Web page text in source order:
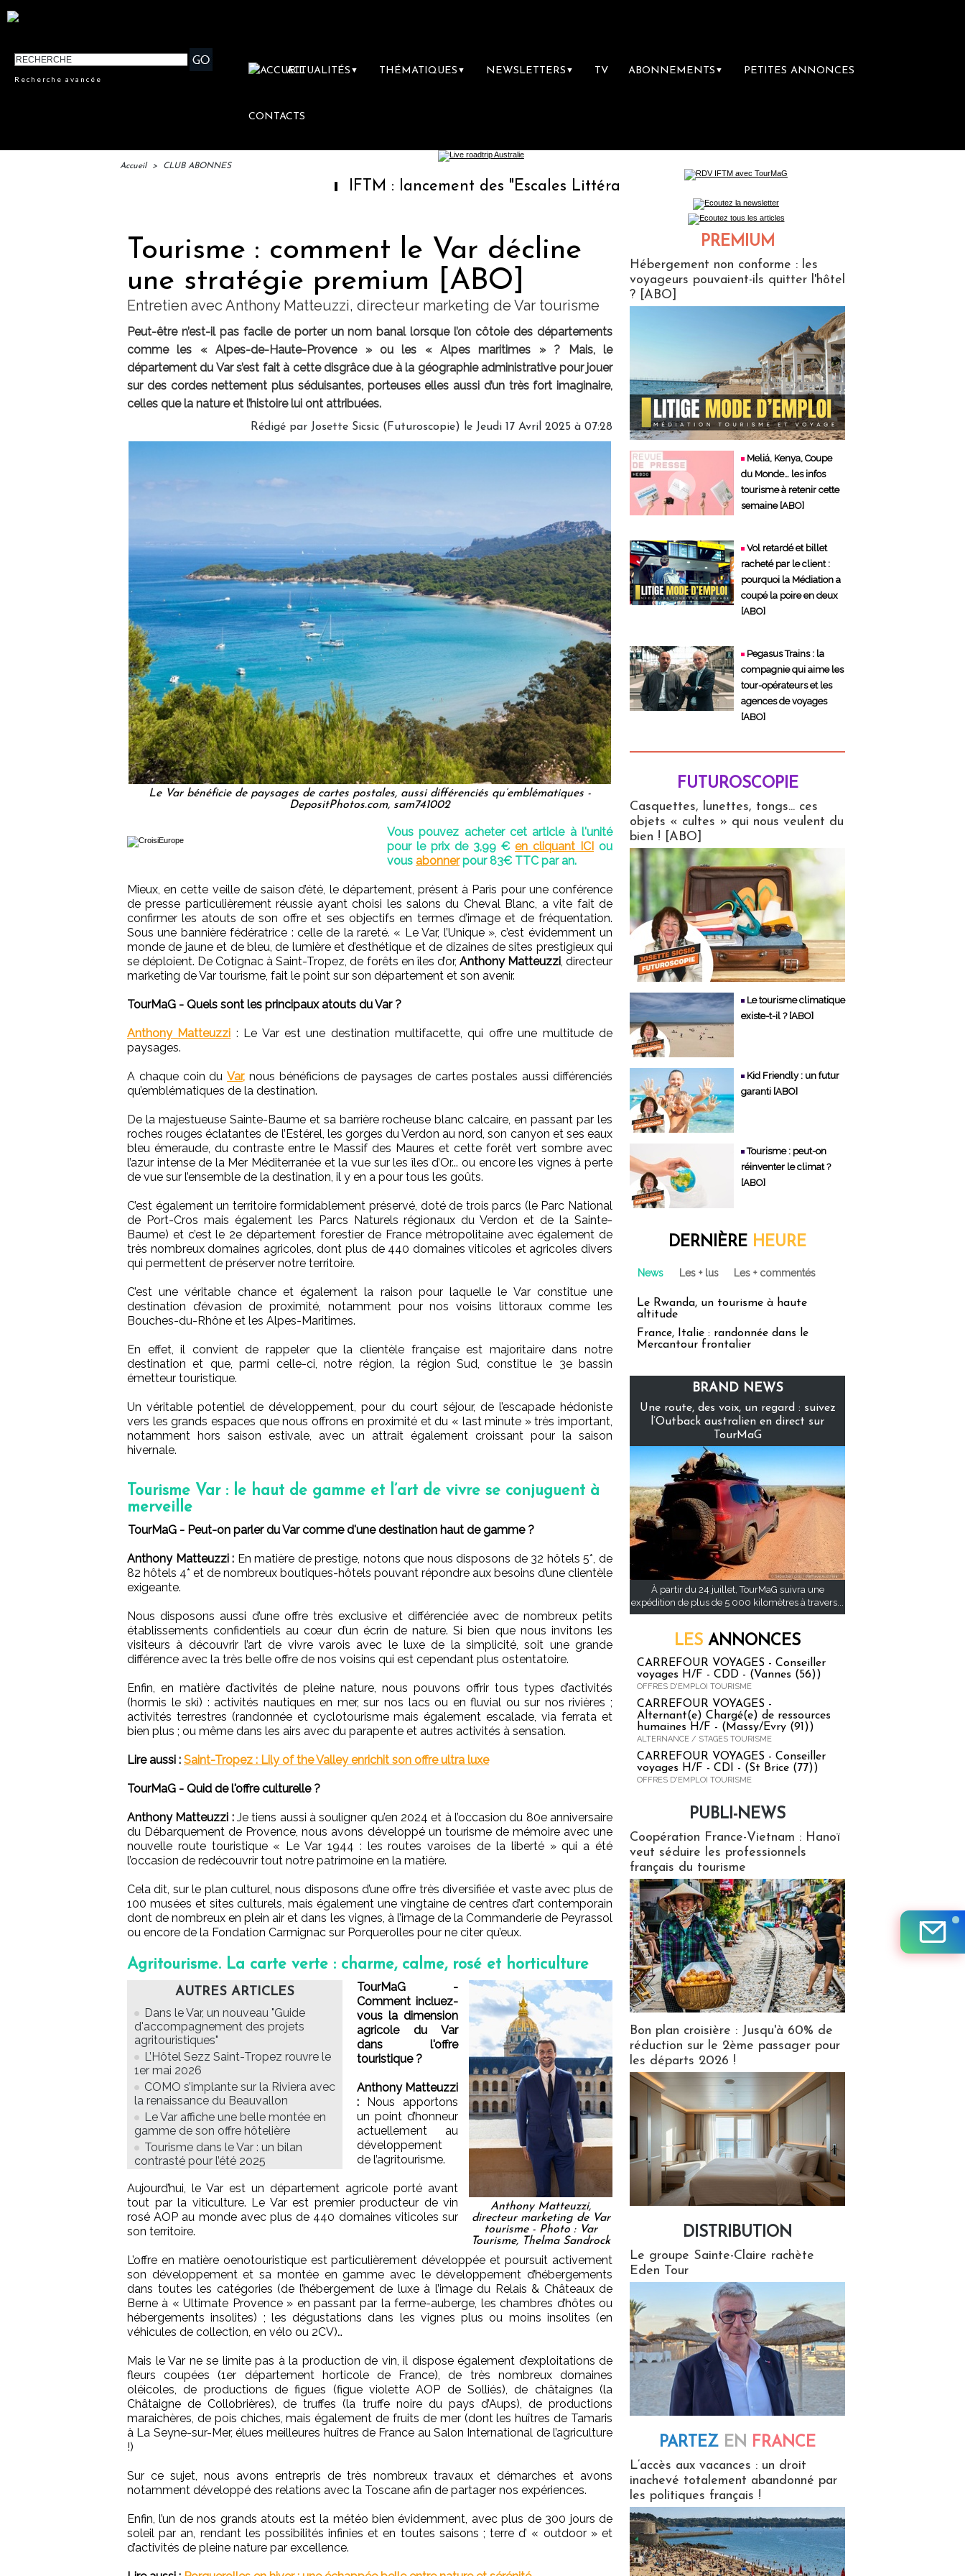
Recherche avancée
ACTUALITÉS ▼ THÉMATIQUES ▼ NEWSLETTERS ▼ TV ABONNEMENTS ▼ PETITES ANNONCES
CONTACTS
Accueil > CLUB ABONNES
IFTM : lancement des "Escales Littéraires", la première librairie du voyage
Tourisme : comment le Var décline
une stratégie premium [ABO]
Entretien avec Anthony Matteuzzi, directeur marketing de Var tourisme
Peut-être n’est-il pas facile de porter un nom banal lorsque l’on côtoie des départements
comme les « Alpes-de-Haute-Provence » ou les « Alpes maritimes » ? Mais, le
département du Var s’est fait à cette disgrâce due à la géographie administrative pour jouer
sur des cordes nettement plus séduisantes, porteuses elles aussi d’un très fort imaginaire,
celles que la nature et l’histoire lui ont attribuées.
Rédigé par Josette Sicsic (Futuroscopie) le Jeudi 17 Avril 2025 à 07:28
Le Var bénéficie de paysages de cartes postales, aussi différenciés qu’emblématiques -
DepositPhotos.com, sam741002
Vous pouvez acheter cet article à l'unité
pour le prix de 3,99 € en cliquant ICI ou
vous abonner pour 83€ TTC par an.
Mieux, en cette veille de saison d’été, le département, présent à Paris pour une conférence
de presse particulièrement réussie ayant choisi les salons du Cheval Blanc, a vite fait de
confirmer les atouts de son offre et ses objectifs en termes d’image et de fréquentation.
Sous une bannière fédératrice : celle de la rareté. « Le Var, l’Unique », c’est évidemment un
monde de jaune et de bleu, de lumière et d’esthétique et de dizaines de sites prestigieux qui
se déploient. De Cotignac à Saint-Tropez, de forêts en îles d’or, Anthony Matteuzzi, directeur
marketing de Var tourisme, fait le point sur son département et son avenir.
TourMaG - Quels sont les principaux atouts du Var ?
Anthony Matteuzzi : Le Var est une destination multifacette, qui offre une multitude de
paysages.
A chaque coin duVar, nous bénéficions de paysages de cartes postales aussi différenciés
qu’emblématiques de la destination.
De la majestueuse Sainte-Baume et sa barrière rocheuse blanc calcaire, en passant par les
roches rouges éclatantes de l’Estérel, les gorges du Verdon au nord, son canyon et ses eaux
bleu émeraude, du contraste entre le Massif des Maures et cette forêt vert sombre avec
l’azur intense de la Mer Méditerranée et la vue sur les îles d’Or... ou encore les vignes à perte
de vue sur l’ensemble de la destination, il y en a pour tous les goûts.
C’est également un territoire formidablement préservé, doté de trois parcs (le Parc National
de Port-Cros mais également les Parcs Naturels régionaux du Verdon et de la Sainte-
Baume) et c’est le 2e département forestier de France métropolitaine avec également de
très nombreux domaines agricoles, dont plus de 440 domaines viticoles et agricoles divers
qui permettent de préserver notre territoire.
C’est une véritable chance et également la raison pour laquelle le Var constitue une
destination d’évasion de proximité, notamment pour nos voisins littoraux comme les
Bouches-du-Rhône et les Alpes-Maritimes.
En effet, il convient de rappeler que la clientèle française est majoritaire dans notre
destination et que, parmi celle-ci, notre région, la région Sud, constitue le 3e bassin
émetteur touristique.
Un véritable potentiel de développement, pour du court séjour, de l’escapade hédoniste
vers les grands espaces que nous offrons en proximité et du « last minute » très important,
notamment hors saison estivale, avec un attrait également croissant pour la saison
hivernale.
Tourisme Var : le haut de gamme et l’art de vivre se conjuguent à
merveille
TourMaG - Peut-on parler du Var comme d'une destination haut de gamme ?
Anthony Matteuzzi : En matière de prestige, notons que nous disposons de 32 hôtels 5*, de
82 hôtels 4* et de nombreux boutiques-hôtels pouvant répondre aux besoins d’une clientèle
exigeante.
Nous disposons aussi d’une offre très exclusive et différenciée avec de nombreux petits
établissements confidentiels au cœur d’un écrin de nature. Si bien que nous invitons les
visiteurs à découvrir l’art de vivre varois avec le luxe de la simplicité, soit une grande
différence avec la très belle offre de nos voisins qui est cependant plus ostentatoire.
Enfin, en matière d’activités de pleine nature, nous pouvons offrir tous types d’activités
(hormis le ski) : activités nautiques en mer, sur nos lacs ou en fluvial ou sur nos rivières ;
activités terrestres (randonnée et cyclotourisme mais également escalade, via ferrata et
bien plus ; ou même dans les airs avec du parapente et autres activités à sensation.
Lire aussi : Saint-Tropez : Lily of the Valley enrichit son offre ultra luxe
TourMaG - Quid de l'offre culturelle ?
Anthony Matteuzzi :Je tiens aussi à souligner qu’en 2024 et à l’occasion du 80e anniversaire
du Débarquement de Provence, nous avons développé un tourisme de mémoire avec une
nouvelle route touristique « Le Var 1944 : les routes varoises de la liberté » qui a été
l’occasion de redécouvrir tout notre patrimoine en la matière.
Cela dit, sur le plan culturel, nous disposons d’une offre très diversifiée et vaste avec plus de
100 musées et sites culturels, mais également une vingtaine de centres d’art contemporain
dont de nombreux en plein air et dans les vignes, à l’image de la Commanderie de Peyrassol
ou encore de la Fondation Carmignac sur Porquerolles pour ne citer qu’eux.
Agritourisme. La carte verte : charme, calme, rosé et horticulture
AUTRES ARTICLES
Dans le Var, un nouveau "Guide
d'accompagnement des projets
agritouristiques"
L’Hôtel Sezz Saint-Tropez rouvre le
1er mai 2026
COMO s’implante sur la Riviera avec
la renaissance du Beauvallon
Le Var affiche une belle montée en
gamme de son offre hôtelière
Tourisme dans le Var : un bilan
contrasté pour l’été 2025
Anthony Matteuzzi,
directeur marketing de Var
tourisme - Photo : Var
Tourisme, Thelma Sandrock
TourMaG -
Comment incluez-
vous la dimension
agricole du Var
dans l'offre
touristique ?
Anthony Matteuzzi
: Nous apportons
un point d’honneur
actuellement au
développement
de l’agritourisme.
Aujourd’hui, le Var est un département agricole porté avant
tout par la viticulture. Le Var est premier producteur de vin
rosé AOP au monde avec plus de 440 domaines viticoles sur
son territoire.
L’offre en matière oenotouristique est particulièrement développée et poursuit activement
son développement et sa montée en gamme avec le développement d’hébergements
dans toutes les catégories (de l’hébergement de luxe à l’image du Relais & Châteaux de
Berne à « Ultimate Provence » en passant par la ferme-auberge, les chambres d’hôtes ou
hébergements insolites) ; les dégustations dans les vignes plus ou moins insolites (en
véhicules de collection, en vélo ou 2CV)…
Mais le Var ne se limite pas à la production de vin, il dispose également d’exploitations de
fleurs coupées (1er département horticole de France), de très nombreux domaines
oléicoles, de productions de figues (figue violette AOP de Solliés), de châtaignes (la
Châtaigne de Collobrières), de truffes (la truffe noire du pays d’Aups), de productions
maraichères, de pois chiches, mais également de fruits de mer (dont les huîtres de Tamaris
à La Seyne-sur-Mer, élues meilleures huîtres de France au Salon International de l’agriculture
!)
Sur ce sujet, nous avons entrepris de très nombreux travaux et démarches et avons
notamment développé des relations avec la Toscane afin de partager nos expériences.
Enfin, l’un de nos grands atouts est la météo bien évidemment, avec plus de 300 jours de
soleil par an, rendant les possibilités infinies et en toutes saisons ; terre d’ « outdoor » et
d’activités de pleine nature par excellence.
PREMIUM
Hébergement non conforme : les
voyageurs pouvaient-ils quitter l'hôtel
? [ABO]
Meliá, Kenya, Coupe
du Monde… les infos
tourisme à retenir cette
semaine [ABO]
Vol retardé et billet
racheté par le client :
pourquoi la Médiation a
coupé la poire en deux
[ABO]
Pegasus Trains : la
compagnie qui aime les
tour-opérateurs et les
agences de voyages
[ABO]
FUTUROSCOPIE
Casquettes, lunettes, tongs... ces
objets « cultes » qui nous veulent du
bien ! [ABO]
Le tourisme climatique
existe-t-il ? [ABO]
Kid Friendly : un futur
garanti [ABO]
Tourisme : peut-on
réinventer le climat ?
[ABO]
DERNIÈRE HEURE
News Les + lus Les + commentés
Le Rwanda, un tourisme à haute
altitude
France, Italie : randonnée dans le
Mercantour frontalier
BRAND NEWS
Une route, des voix, un regard : suivez
l’Outback australien en direct sur
TourMaG
À partir du 24 juillet, TourMaG suivra une
expédition de plus de 5 000 kilomètres à travers...
LES ANNONCES
CARREFOUR VOYAGES - Conseiller
voyages H/F - CDD - (Vannes (56))
OFFRES D'EMPLOI TOURISME
CARREFOUR VOYAGES -
Alternant(e) Chargé(e) de ressources
humaines H/F - (Massy/Evry (91))
ALTERNANCE / STAGES TOURISME
CARREFOUR VOYAGES - Conseiller
voyages H/F - CDI - (St Brice (77))
OFFRES D'EMPLOI TOURISME
PUBLI-NEWS
Coopération France-Vietnam : Hanoï
veut séduire les professionnels
français du tourisme
Bon plan croisière : Jusqu'à 60% de
réduction sur le 2ème passager pour
les départs 2026 !
DISTRIBUTION
Le groupe Sainte-Claire rachète
Eden Tour
PARTEZ EN FRANCE
L’accès aux vacances : un droit
inachevé totalement abandonné par
les politiques français !